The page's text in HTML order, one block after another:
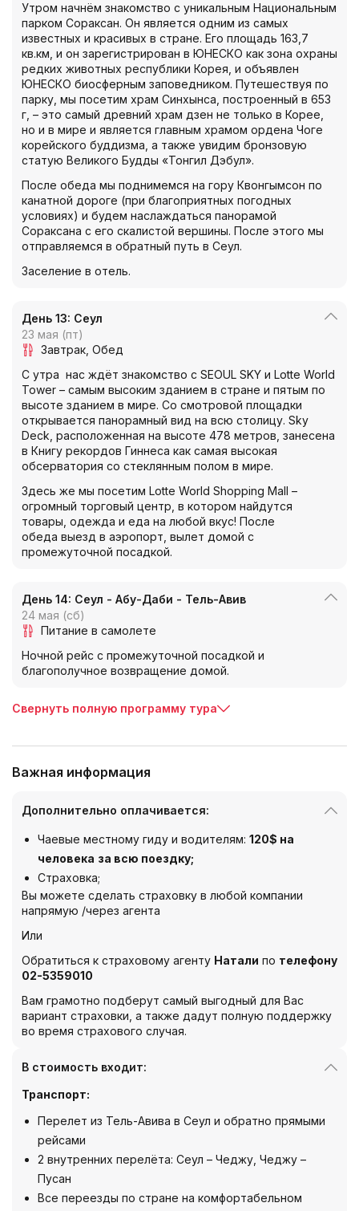
Утром начнём знакомство с уникальным Национальным
парком Сораксан. Он является одним из самых
известных и красивых в стране. Его площадь 163,7
кв.км, и он зарегистрирован в ЮНЕСКО как зона охраны
редких животных республики Корея, и объявлен
ЮНЕСКО биосферным заповедником. Путешествуя по
парку, мы посетим храм Синхынса, построенный в 653
г, – это самый древний храм дзен не только в Корее,
но и в мире и является главным храмом ордена Чоге
корейского буддизма, а также увидим бронзовую
статую Великого Будды «Тонгил Дэбул».
После обеда мы поднимемся на гору Квонгымсон по
канатной дороге (при благоприятных погодных
условиях) и будем наслаждаться панорамой
Сораксана с его скалистой вершины. После этого мы
отправляемся в обратный путь в Сеул.
Заселение в отель.
День 13: Сеул
23 мая (пт)
Завтрак Обед
С утра нас ждёт знакомство с SEOUL SKY и Lotte World
Tower – самым высоким зданием в стране и пятым по
высоте зданием в мире. Со смотровой площадки
открывается панорамный вид на всю столицу. Sky
Deck, расположенная на высоте 478 метров, занесена
в Книгу рекордов Гиннеса как самая высокая
обсерватория со стеклянным полом в мире.
Здесь же мы посетим Lotte World Shopping Mall –
огромный торговый центр, в котором найдутся
товары, одежда и еда на любой вкус! После
обеда выезд в аэропорт, вылет домой с
промежуточной посадкой.
День 14: Сеул - Абу-Даби - Тель-Авив
24 мая (сб)
Питание в самолете
Ночной рейс с промежуточной посадкой и
благополучное возвращение домой.
Свернуть полную программу тура
Важная информация
Дополнительно оплачивается:
Чаевые местному гиду и водителям: 120$ на
человека за всю поездку;
Страховка;
Вы можете сделать страховку в любой компании
напрямую /через агента
Или
Обратиться к страховому агенту Натали по телефону
02-5359010
Вам грамотно подберут самый выгодный для Вас
вариант страховки, а также дадут полную поддержку
во время страхового случая.
В стоимость входит:
Транспорт:
Перелет из Тель-Авива в Сеул и обратно прямыми
рейсами
2 внутренних перелёта: Сеул – Чеджу, Чеджу –
Пусан
Все переезды по стране на комфортабельном